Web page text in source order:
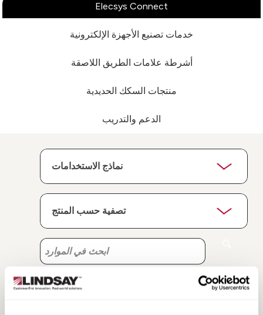
Elecsys Connect
خدمات تصنيع الأجهزة الإلكترونية
أشرطة علامات الطريق اللاصقة
منتجات السكك الحديدية
الدعم والتدريب
ابحث
في
الموارد
الموارد